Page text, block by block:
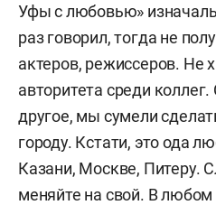
Уфы с любовью»
раз говорил, тогда не
актеров, режиссеров. Не
авторитета среди
другое, мы сумели
городу. Кстати, это ода
Казани, Москве, Питеру.
меняйте на свой. В любом